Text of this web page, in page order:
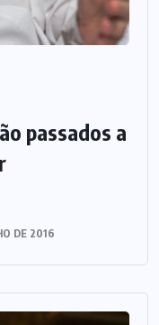
passados a
DE 2016